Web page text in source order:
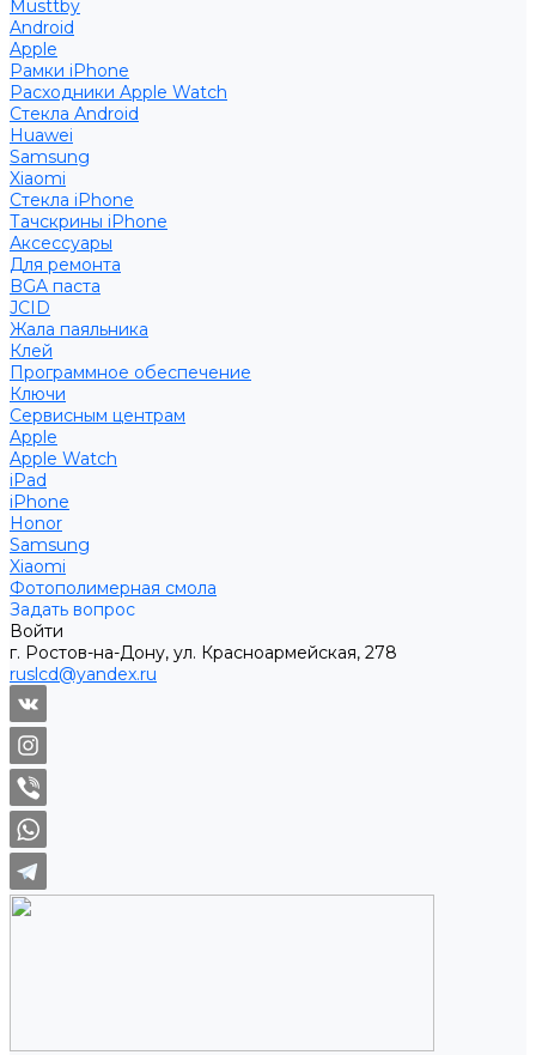
Musttby
Android
Apple
Рамки iPhone
Расходники Apple Watch
Стекла Android
Huawei
Samsung
Xiaomi
Стекла iPhone
Тачскрины iPhone
Аксессуары
Для ремонта
BGA паста
JCID
Жала паяльника
Клей
Программное обеспечение
Ключи
Сервисным центрам
Apple
Apple Watch
iPad
iPhone
Honor
Samsung
Xiaomi
Фотополимерная смола
Задать вопрос
Войти
г. Ростов-на-Дону, ул. Красноармейская, 278
ruslcd@yandex.ru